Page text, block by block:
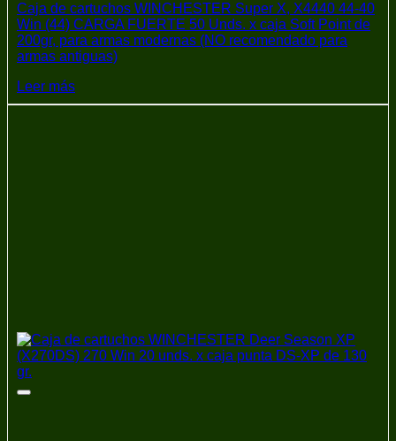
Caja de cartuchos WINCHESTER Super X, X4440 44-40
Win (44) CARGA FUERTE 50 Unds. x caja Soft Point de
200gr, para armas modernas (NO recomendado para
armas antiguas)
Leer más